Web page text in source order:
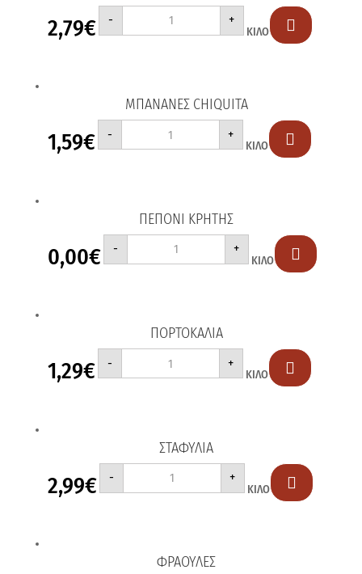
2,79€ -
ΜΗΛΑ
ποσότητα
+
ΚΙΛΟ 
ΜΠΑΝΑΝΕΣ CHIQUITA
1,59€ -
ΜΠΑΝΑΝΕΣ
ποσότητα
+
ΚΙΛΟ 
ΠΕΠΟΝΙ ΚΡΗΤΗΣ
0,00€ -
ΠΕΠΟΝΙ
ποσότητα
+
ΚΙΛΟ 
ΠΟΡΤΟΚΑΛΙΑ
1,29€ -
ΠΟΡΤΟΚΑΛΙΑ
+
ΚΙΛΟ 
ΣΤΑΦΥΛΙΑ
2,99€ -
ΣΤΑΦΥΛΙΑ
+
ΚΙΛΟ 
ΦΡΑΟΥΛΕΣ